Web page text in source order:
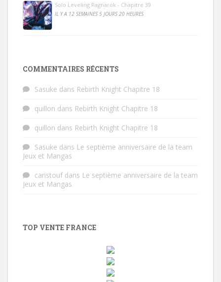
Solo Leveling Ragnarok - Chapitre 39
IL Y A 12 SEMAINES 5 JOURS 20 HEURES
COMMENTAIRES RÉCENTS
Sasuke dans Rebirth Knight Chapitre 18
quillon dans Rebirth Knight Chapitre 18
quillon dans Rebirth Knight Chapitre 18
Sasuke dans Le septième anniversaire de la team
Jeux et Mangas
caristoufdans Le septième anniversaire de la team
Jeux et Mangas
TOP VENTE FRANCE